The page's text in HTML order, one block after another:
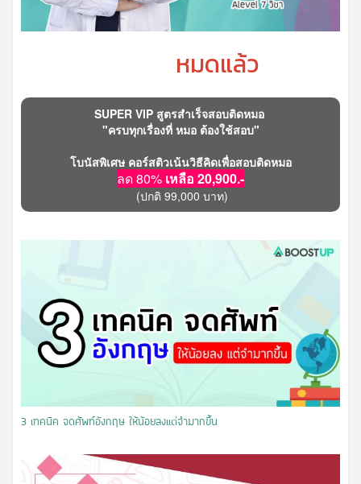
หมดแล้ว
SUPER VIP สูตรสำเร็จสอบติดหมอ
"ครบทุกเรื่องที่ หมอ ต้องใช้สอบ"
โบนัสพิเศษ คอร์สติวเน้นวิธีคิดเพื่อสอบติดหมอ
ลด 80% เหลือ 20,900.-
(ปกติ 99,000 บาท)
3 เทคนิค จดศัพท์อังกฤษ ให้น้อยลงแต่จำมากขึ้น